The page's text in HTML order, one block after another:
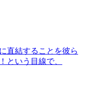
直結することを彼ら
という目線で、